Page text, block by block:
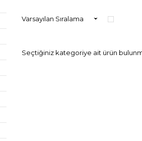
Seçtiğiniz kategoriye ait ürün